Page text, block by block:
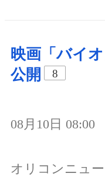
映画「バイ
公開
8
08月10日 08:00
オリコンニュ